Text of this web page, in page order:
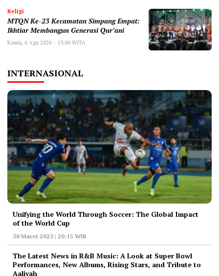
Religi
MTQN Ke-23 Kecamatan Simpang Empat:
Ikhtiar Membangun Generasi Qur’ani
Kamis, 6 Agu 2026 - 13:00 WITA
INTERNASIONAL
Unifying the World Through Soccer: The Global Impact
of the World Cup
30 Maret 2023 | 20:15 WIB
The Latest News in R&B Music: A Look at Super Bowl
Performances, New Albums, Rising Stars, and Tribute to
Aaliyah